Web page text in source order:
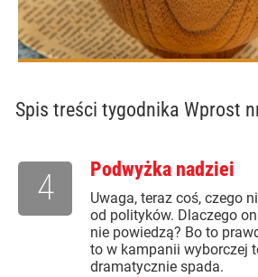
Spis treści tygodnika Wprost
Podwyżka nadziei
Uwaga, teraz coś, czego
od polityków. Dlaczego
nie powiedzą? Bo to
to w kampanii wyborczej
dramatycznie spada.
4